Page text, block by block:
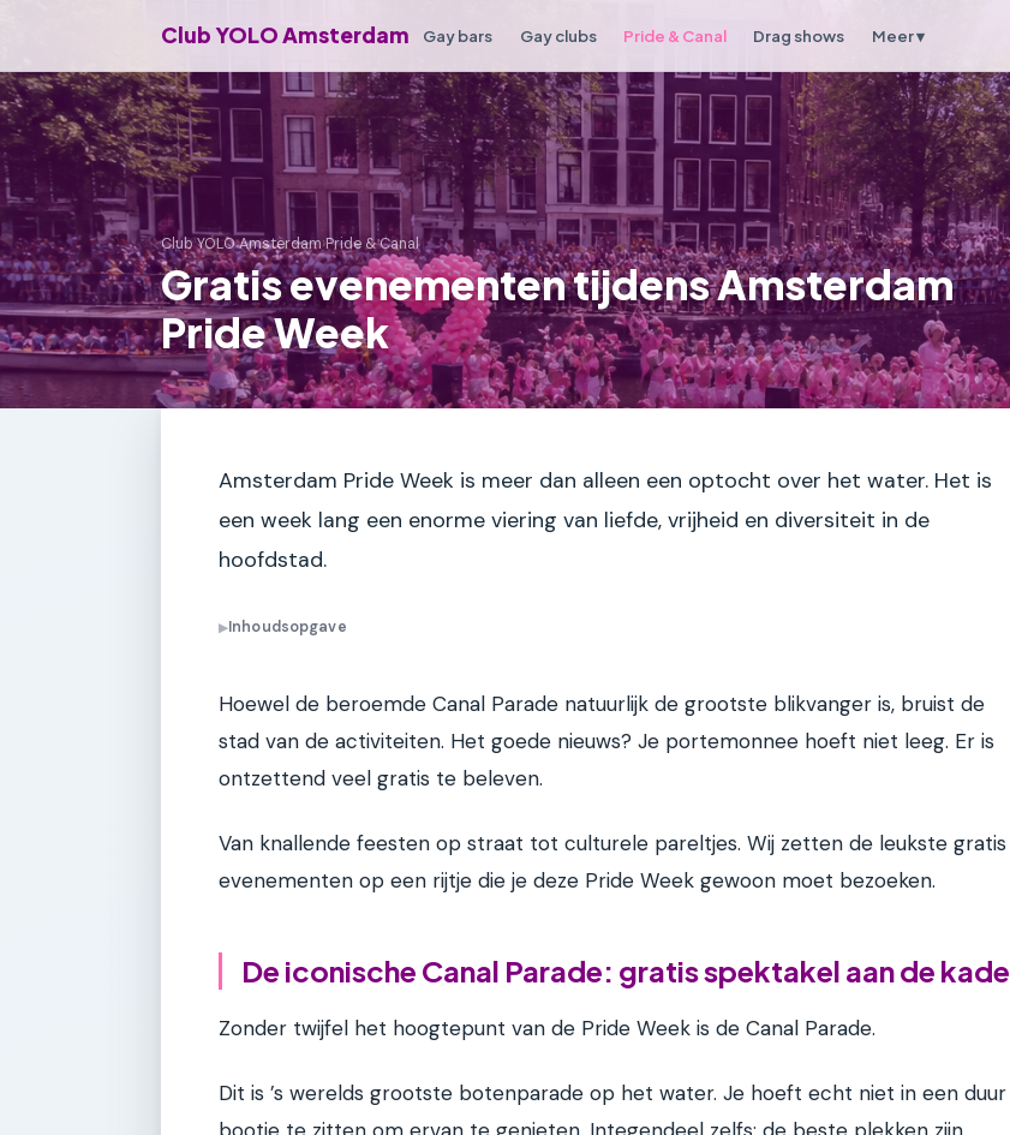
Club YOLO Amsterdam Gay bars Gay clubs Pride & Canal Drag shows Meer ▾
Club YOLO Amsterdam›Pride & Canal
Gratis evenementen tijdens Amsterdam
Pride Week
Amsterdam Pride Week is meer dan alleen een optocht over het water. Het is
een week lang een enorme viering van liefde, vrijheid en diversiteit in de
hoofdstad.
▶Inhoudsopgave
Hoewel de beroemde Canal Parade natuurlijk de grootste blikvanger is, bruist de
stad van de activiteiten. Het goede nieuws? Je portemonnee hoeft niet leeg. Er is
ontzettend veel gratis te beleven.
Van knallende feesten op straat tot culturele pareltjes. Wij zetten de leukste gratis
evenementen op een rijtje die je deze Pride Week gewoon moet bezoeken.
De iconische Canal Parade: gratis spektakel aan de kade
Zonder twijfel het hoogtepunt van de Pride Week is de Canal Parade.
Dit is ’s werelds grootste botenparade op het water. Je hoeft echt niet in een duur
bootje te zitten om ervan te genieten. Integendeel zelfs; de beste plekken zijn